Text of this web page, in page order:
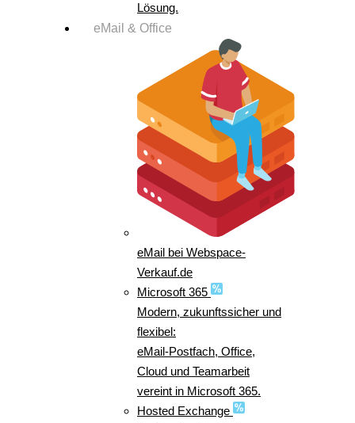
Lösung.
eMail & Office
eMail bei Webspace-
Verkauf.de
Microsoft 365
Modern, zukunftssicher und
flexibel:
eMail-Postfach, Office,
Cloud und Teamarbeit
vereint in Microsoft 365.
Hosted Exchange